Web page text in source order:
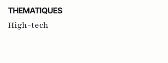
THEMATIQUES
High-tech